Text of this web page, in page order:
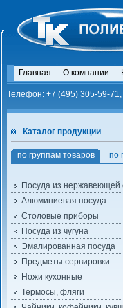
Главная О компании
Телефон: +7 (495) 305-59-
Каталог продукции
по группам товаров по
Посуда из нержавеющей
Алюминиевая посуда
Столовые приборы
Посуда из чугуна
Эмалированная посуда
Предметы сервировки
Ножи кухонные
Термосы, фляги